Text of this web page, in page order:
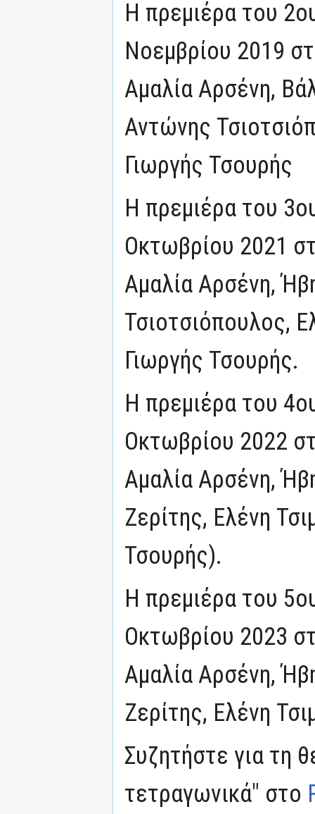
Η πρεμιέρα του
Νοεμβρίου 2019
Αμαλία Αρσένη,
Αντώνης
Γιωργής Τσουρής
Η πρεμιέρα του
Οκτωβρίου 2021
Αμαλία Αρσένη,
Τσιοτσιόπουλος,
Γιωργής Τσουρής.
Η πρεμιέρα του
Οκτωβρίου 2022
Αμαλία Αρσένη,
Ζερίτης, Ελένη
Τσουρής).
Η πρεμιέρα του
Οκτωβρίου 2023
Αμαλία Αρσένη,
Ζερίτης, Ελένη
Συζητήστε για τη
τετραγωνικά" στο